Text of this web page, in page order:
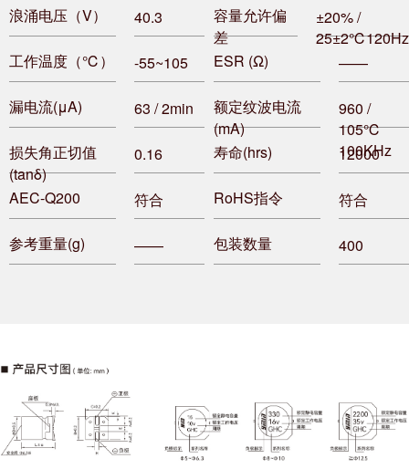
浪涌电压（V） 40.3
容量允许偏
差
±20% /
25±2℃120Hz
工作温度（℃）
-55~105 ESR (Ω) ——
漏电流(μA) 63 / 2min
额定纹波电流
(mA)
960 /
105℃
100KHz
损失角正切值
(tanδ)
0.16 寿命(hrs) 12000
AEC-Q200 符合 RoHS指令 符合
参考重量(g) —— 包装数量 400